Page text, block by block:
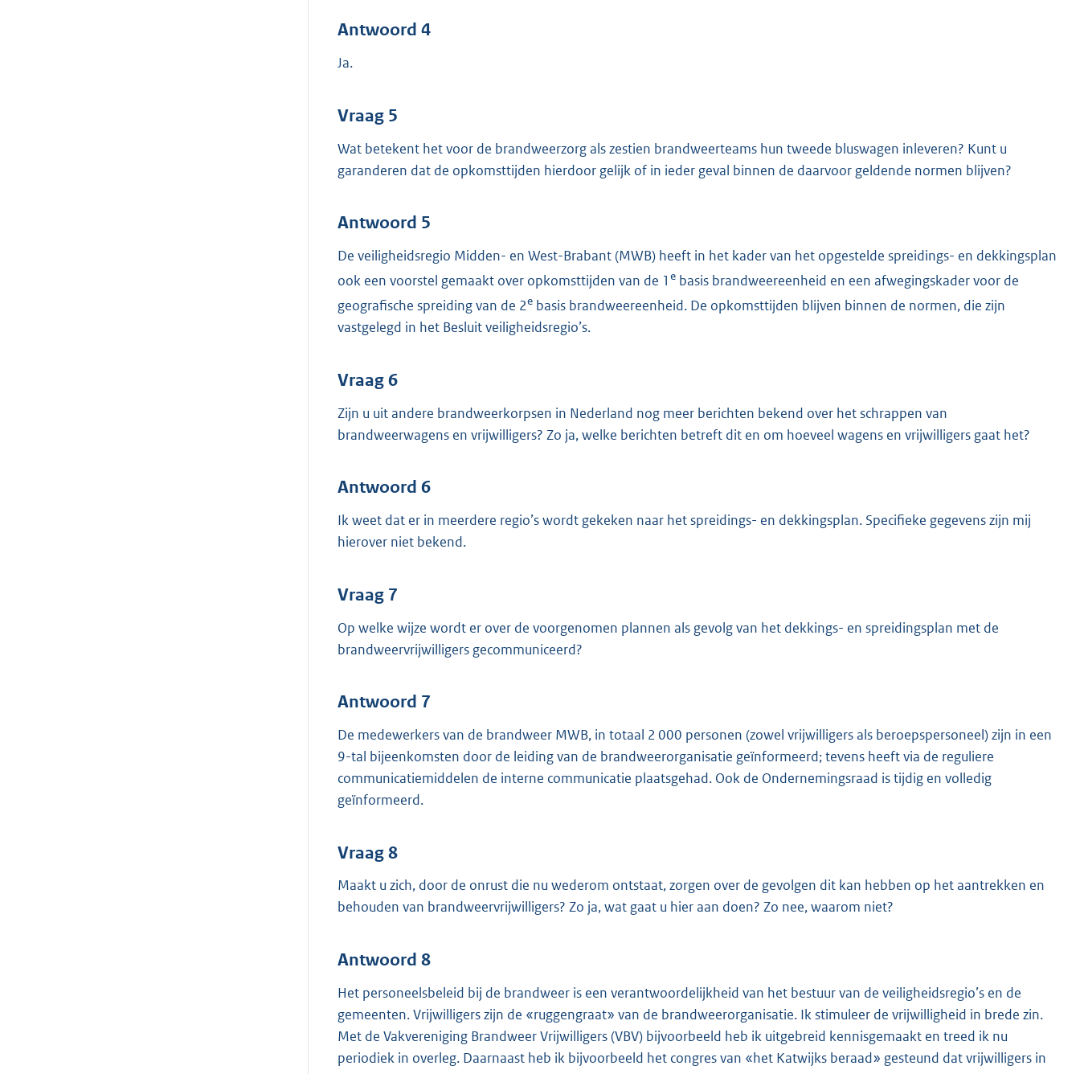
Antwoord 4
Ja.
Vraag 5
Wat betekent het voor de brandweerzorg als zestien brandweerteams hun tweede bluswagen inleveren? Kunt u
garanderen dat de opkomsttijden hierdoor gelijk of in ieder geval binnen de daarvoor geldende normen blijven?
Antwoord 5
De veiligheidsregio Midden- en West-Brabant (MWB) heeft in het kader van het opgestelde spreidings- en dekkingsplan
ook een voorstel gemaakt over opkomsttijden van de 1 e basis brandweereenheid en een afwegingskader voor de
geografische spreiding van de 2e basis brandweereenheid. De opkomsttijden blijven binnen de normen, die zijn
vastgelegd in het Besluit veiligheidsregio’s.
Vraag 6
Zijn u uit andere brandweerkorpsen in Nederland nog meer berichten bekend over het schrappen van
brandweerwagens en vrijwilligers? Zo ja, welke berichten betreft dit en om hoeveel wagens en vrijwilligers gaat het?
Antwoord 6
Ik weet dat er in meerdere regio’s wordt gekeken naar het spreidings- en dekkingsplan. Specifieke gegevens zijn mij
hierover niet bekend.
Vraag 7
Op welke wijze wordt er over de voorgenomen plannen als gevolg van het dekkings- en spreidingsplan met de
brandweervrijwilligers gecommuniceerd?
Antwoord 7
De medewerkers van de brandweer MWB, in totaal 2 000 personen (zowel vrijwilligers als beroepspersoneel) zijn in een
9-tal bijeenkomsten door de leiding van de brandweerorganisatie geïnformeerd; tevens heeft via de reguliere
communicatiemiddelen de interne communicatie plaatsgehad. Ook de Ondernemingsraad is tijdig en volledig
geïnformeerd.
Vraag 8
Maakt u zich, door de onrust die nu wederom ontstaat, zorgen over de gevolgen dit kan hebben op het aantrekken en
behouden van brandweervrijwilligers? Zo ja, wat gaat u hier aan doen? Zo nee, waarom niet?
Antwoord 8
Het personeelsbeleid bij de brandweer is een verantwoordelijkheid van het bestuur van de veiligheidsregio’s en de
gemeenten. Vrijwilligers zijn de «ruggengraat» van de brandweerorganisatie. Ik stimuleer de vrijwilligheid in brede zin.
Met de Vakvereniging Brandweer Vrijwilligers (VBV) bijvoorbeeld heb ik uitgebreid kennisgemaakt en treed ik nu
periodiek in overleg. Daarnaast heb ik bijvoorbeeld het congres van «het Katwijks beraad» gesteund dat vrijwilligers in